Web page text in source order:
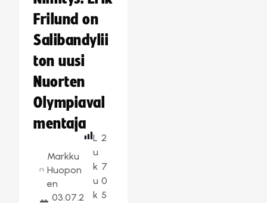
Frilund on
Salibandylii
ton uusi
Nuorten
Olympiaval
mentaja
Markku
Huopon
en
03.07.2
L
u
k
u
k
2
7
0
5